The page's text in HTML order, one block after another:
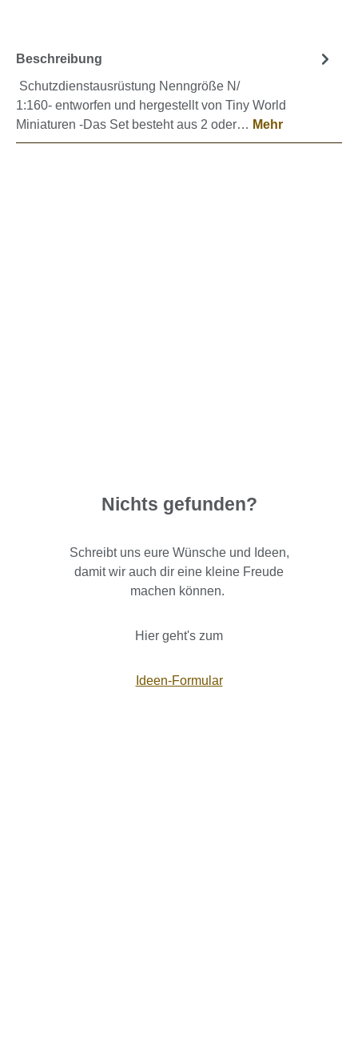
Beschreibung
Schutzdienstausrüstung Nenngröße N/
1:160- entworfen und hergestellt von Tiny World
Miniaturen -Das Set besteht aus 2 oder… Mehr
Nichts gefunden?
Schreibt uns eure Wünsche und Ideen,
damit wir auch dir eine kleine Freude
machen können.
Hier geht's zum
Ideen-Formular